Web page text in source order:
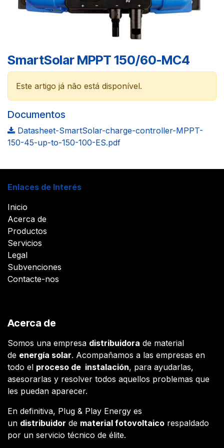
SmartSolar MPPT 150/60-MC4
Este artigo já não está disponível.
Documentos
Datasheet-SmartSolar-charge-controller-MPPT-
150-45-up-to-150-100-ES.pdf
Enlaces de Interés
Inicio
Acerca de
Productos
Servicios
Legal
Subvenciones
Contacte-nos
Acerca de
Somos una empresa distribuidora de material
de energía solar. Acompañamos a las empresas en
todo el proceso de instalación, para ayudarlas,
asesorarlas y resolver todos aquellos problemas que
les puedan aparecer.
En definitiva, Plug & Play Energy es
un distribuidor de material fotovoltaico respaldado
por un servicio técnico de élite.